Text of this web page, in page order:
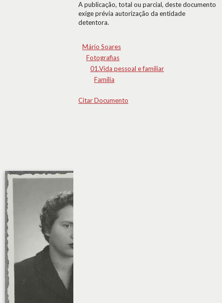
A publicação, total ou parcial, deste documento
exige prévia autorização da entidade
detentora.
Mário Soares
Fotografias
01.Vida pessoal e familiar
Família
Citar Documento